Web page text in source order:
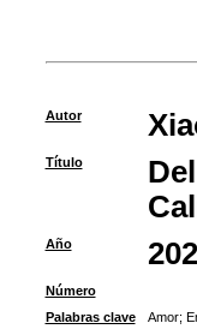
Autor
Título
Año
Número
Palabras clave
Amor;